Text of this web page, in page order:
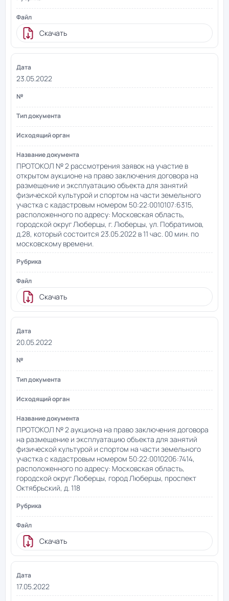
Скачать
23.05.2022
ПРОТОКОЛ № 2 рассмотрения заявок на участие в
открытом аукционе на право заключения договора на
размещение и эксплуатацию объекта для занятий
физической культурой и спортом на части земельного
участка с кадастровым номером 50:22:0010107:6315,
расположенного по адресу: Московская область,
городской округ Люберцы, г. Люберцы, ул. Побратимов,
д.28, который состоится 23.05.2022 в 11 час. 00 мин. по
московскому времени.
Скачать
20.05.2022
ПРОТОКОЛ № 2 аукциона на право заключения договора
на размещение и эксплуатацию объекта для занятий
физической культурой и спортом на части земельного
участка с кадастровым номером 50:22:0010206:7414,
расположенного по адресу: Московская область,
городской округ Люберцы, город Люберцы, проспект
Октябрьский, д. 118
Скачать
17.05.2022